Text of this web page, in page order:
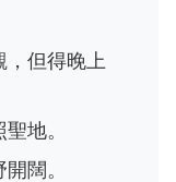
，但得晚上
地。
闊。